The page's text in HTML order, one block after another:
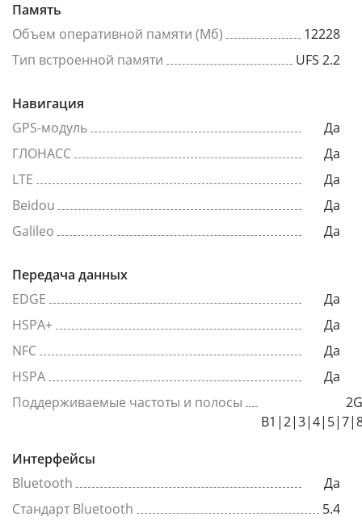
Память
Объем оперативной памяти (Мб)
12228
Тип встроенной памяти
UFS 2.2
Навигация
GPS-модуль
Да
ГЛОНАСС
Да
LTE
Да
Beidou
Да
Galileo
Да
Передача данных
EDGE
Да
HSPA+
Да
NFC
Да
HSPA
Да
Поддерживаемые частоты и полосы
Интерфейсы
Bluetooth
Да
Стандарт Bluetooth
5.4